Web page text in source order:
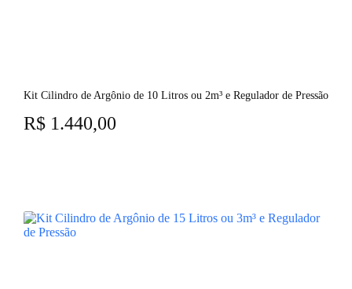
Kit Cilindro de Argônio de 10 Litros ou 2m³ e Regulador de Pressão
R$ 1.440,00